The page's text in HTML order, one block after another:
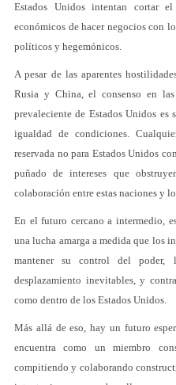
Estados Unidos intentan cortar
económicos de hacer negocios con
políticos y hegemónicos.
A pesar de las aparentes
Rusia y China, el consenso en
prevaleciente de Estados Unidos es
igualdad de condiciones.
reservada no para Estados Unidos
puñado de intereses que
colaboración entre estas naciones y
En el futuro cercano a intermedio,
una lucha amarga a medida que los
mantener su control del
desplazamiento inevitables, y
como dentro de los Estados Unidos.
Más allá de eso, hay un futuro
encuentra como un miembro
compitiendo y colaborando